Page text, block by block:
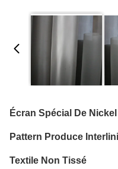
Écran Spécial De
Pattern Produce
Textile Non Tissé